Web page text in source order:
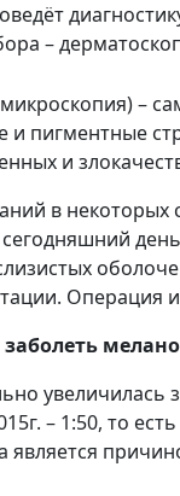
–
–
и пигментные
и
в
увеличилась
– 1:50, то